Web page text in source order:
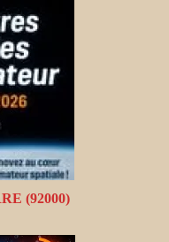
(92000)